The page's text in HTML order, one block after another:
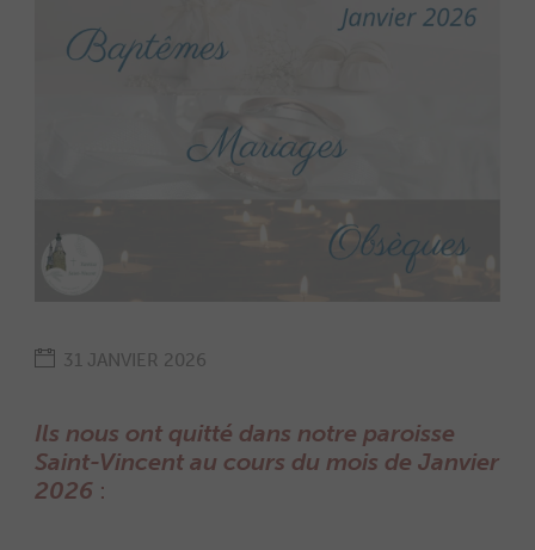
31 JANVIER 2026
Ils nous ont quitté dans notre paroisse
Saint-Vincent au cours du mois de Janvier
2026: